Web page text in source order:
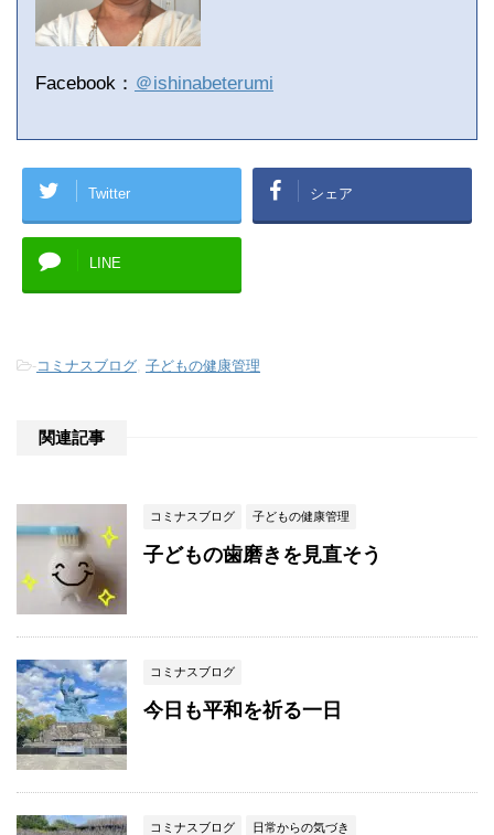
Facebook： ＠ishinabeterumi
Twitter シェア
LINE
-コミナスブログ 子どもの健康管理
関連記事
コミナスブログ 子どもの健康管理
子どもの歯磨きを見直そう
コミナスブログ
今日も平和を祈る一日
コミナスブログ 日常からの気づき